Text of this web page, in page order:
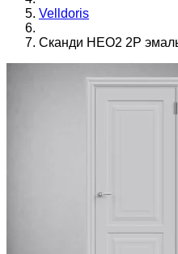
Velldoris
Сканди НЕО2 2P